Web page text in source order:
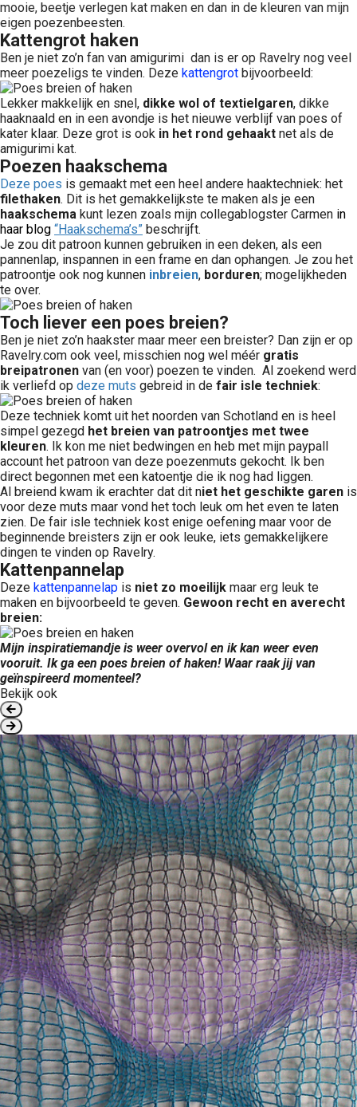
mooie, beetje verlegen kat maken en dan in de kleuren van mijn
eigen poezenbeesten.
Kattengrot haken
Ben je niet zo’n fan van amigurimi dan is er op Ravelry nog veel
meer poezeligs te vinden. Deze kattengrot bijvoorbeeld:
Lekker makkelijk en snel, dikke wol of textielgaren, dikke
haaknaald en in een avondje is het nieuwe verblijf van poes of
kater klaar. Deze grot is ook in het rond gehaakt net als de
amigurimi kat.
Poezen haakschema
Deze poes is gemaakt met een heel andere haaktechniek: het
filethaken. Dit is het gemakkelijkste te maken als je een
haakschema kunt lezen zoals mijn collegablogster Carmen in
haar blog “Haakschema’s” beschrijft.
Je zou dit patroon kunnen gebruiken in een deken, als een
pannenlap, inspannen in een frame en dan ophangen. Je zou het
patroontje ook nog kunnen inbreien, borduren; mogelijkheden
te over.
Toch liever een poes breien?
Ben je niet zo’n haakster maar meer een breister? Dan zijn er op
Ravelry.com ook veel, misschien nog wel méér gratis
breipatronen van (en voor) poezen te vinden. Al zoekend werd
ik verliefd op deze muts gebreid in de fair isle techniek:
Deze techniek komt uit het noorden van Schotland en is heel
simpel gezegd het breien van patroontjes met twee
kleuren. Ik kon me niet bedwingen en heb met mijn paypall
account het patroon van deze poezenmuts gekocht. Ik ben
direct begonnen met een katoentje die ik nog had liggen.
Al breiend kwam ik erachter dat dit niet het geschikte garen is
voor deze muts maar vond het toch leuk om het even te laten
zien. De fair isle techniek kost enige oefening maar voor de
beginnende breisters zijn er ook leuke, iets gemakkelijkere
dingen te vinden op Ravelry.
Kattenpannelap
Deze kattenpannelap is niet zo moeilijk maar erg leuk te
maken en bijvoorbeeld te geven. Gewoon recht en averecht
breien:
Mijn inspiratiemandje is weer overvol en ik kan weer even
vooruit. Ik ga een poes breien of haken! Waar raak jij van
geïnspireerd momenteel?
Bekijk ook